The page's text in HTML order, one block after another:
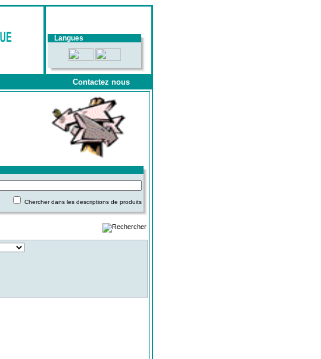
Langues
Contactez nous
Chercher dans les descriptions de produits